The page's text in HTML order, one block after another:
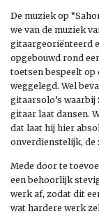
De muziek op
we van de muziek
gitaargeoriënteerd
opgebouwd rond
toetsen bespeelt
weggelegd. Wel
gitaarsolo’s
gitaar laat dansen.
dat laat hij hier
onverdienstelijk, de
Mede door te
een behoorlijk
werk af, zodat dit
wat hardere werk